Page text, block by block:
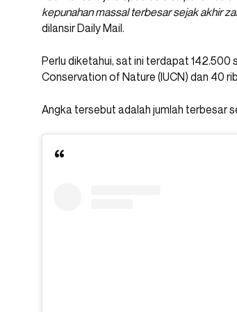
kepunahan massal terbesar sejak akhir
dilansir Daily Mail.
Perlu diketahui, sat ini terdapat
Conservation of Nature (IUCN) dan 40
Angka tersebut adalah jumlah terbesar